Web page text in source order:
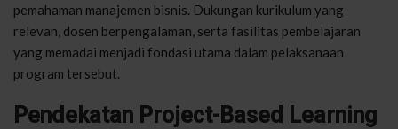
pemahaman manajemen bisnis. Dukungan kurikulum yang
relevan, dosen berpengalaman, serta fasilitas pembelajaran
yang memadai menjadi fondasi utama dalam pelaksanaan
program tersebut.
Pendekatan Project-Based Learning